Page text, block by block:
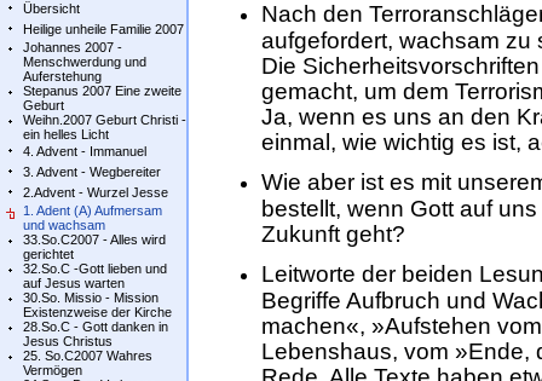
Übersicht
Heilige unheile Familie 2007
Johannes 2007 -
Menschwerdung und
Auferstehung
Stepanus 2007 Eine zweite
Geburt
Weihn.2007 Geburt Christi -
ein helles Licht
4. Advent - Immanuel
3. Advent - Wegbereiter
2.Advent - Wurzel Jesse
1. Adent (A) Aufmersam
und wachsam
33.So.C2007 - Alles wird
gerichtet
32.So.C -Gott lieben und
auf Jesus warten
30.So. Missio - Mission
Existenzweise der Kirche
28.So.C - Gott danken in
Jesus Christus
25. So.C2007 Wahres
Vermögen
Nach den
aufgefordert, wachsam zu
Die
gemacht, um dem
Ja, wenn es uns an den
einmal, wie wichtig es ist,
Wie aber ist es mit
bestellt, wenn Gott auf
Zukunft geht?
Leitworte der beiden
Begriffe Aufbruch und
machen«, »Aufstehen
Lebenshaus, vom »Ende,
Rede. Alle Texte haben